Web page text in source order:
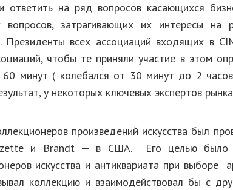
ответить на ряд вопросов касающихся
вопросов, затрагивающих их интересы на
Президенты всех ассоциаций входящих в
чтобы те приняли участие в этом
минут ( колебался от 30 минут до 2
у некоторых ключевых экспертов
произведений искусства был
и Brandt — в США. Его целью было
искусства и антиквариата при выборе
коллекцию и взаимодействовал бы с